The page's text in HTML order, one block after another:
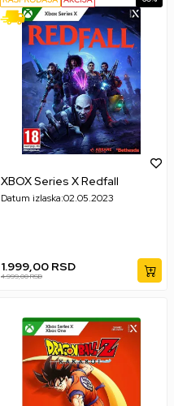
XBOX Series X Redfall
Datum izlaska:02.05.2023
1.999,00 RSD
4.999,00 RSD